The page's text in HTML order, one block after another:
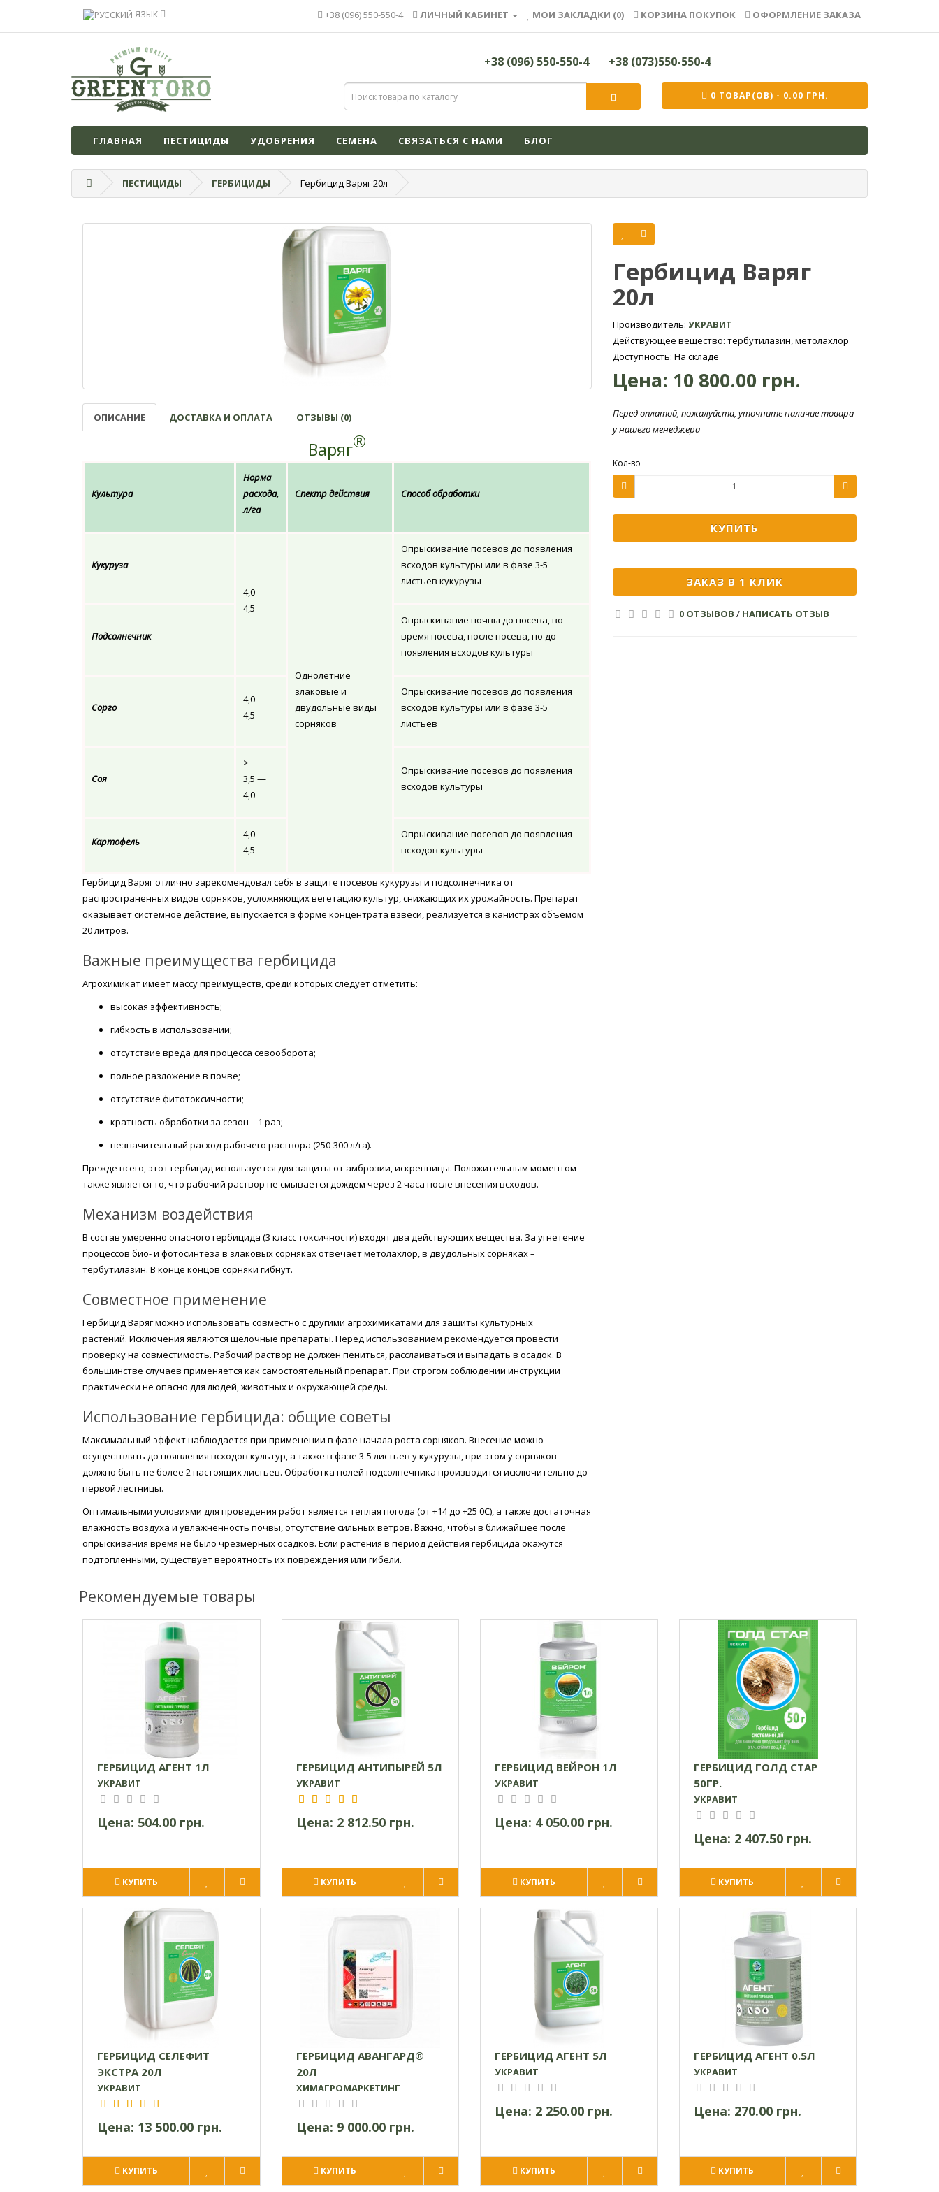
ЯЗЫК +38 (096) 550-550-4 ЛИЧНЫЙ КАБИНЕТ МОИ ЗАКЛАДКИ (0) КОРЗИНА ПОКУПОК ОФОРМЛЕНИЕ ЗАКАЗА
+38 (096) 550-550-4 +38 (073)550-550-4
0 ТОВАР(ОВ) - 0.00 ГРН.
ГЛАВНАЯ ПЕСТИЦИДЫ УДОБРЕНИЯ СЕМЕНА СВЯЗАТЬСЯ С НАМИ БЛОГ
ПЕСТИЦИДЫ ГЕРБИЦИДЫ Гербицид Варяг 20л
ОПИСАНИЕ ДОСТАВКА И ОПЛАТА ОТЗЫВЫ (0)
Варяг®
Культура
Норма
расхода,
л/га
Спектр действия Способ обработки
Кукуруза
4,0 —
4,5
Однолетние
злаковые и
двудольные виды
сорняков
Опрыскивание посевов до появления
всходов культуры или в фазе 3-5
листьев кукурузы
Подсолнечник
Опрыскивание почвы до посева, во
время посева, после посева, но до
появления всходов культуры
Сорго
4,0 —
4,5
Опрыскивание посевов до появления
всходов культуры или в фазе 3-5
листьев
Соя
>
3,5 —
4,0
Опрыскивание посевов до появления
всходов культуры
Картофель
4,0 —
4,5
Опрыскивание посевов до появления
всходов культуры
Гербицид Варяг отлично зарекомендовал себя в защите посевов кукурузы и подсолнечника от
распространенных видов сорняков, усложняющих вегетацию культур, снижающих их урожайность. Препарат
оказывает системное действие, выпускается в форме концентрата взвеси, реализуется в канистрах объемом
20 литров.
Важные преимущества гербицида
Агрохимикат имеет массу преимуществ, среди которых следует отметить:
высокая эффективность;
гибкость в использовании;
отсутствие вреда для процесса севооборота;
полное разложение в почве;
отсутствие фитотоксичности;
кратность обработки за сезон – 1 раз;
незначительный расход рабочего раствора (250-300 л/га).
Прежде всего, этот гербицид используется для защиты от амброзии, искренницы. Положительным моментом
также является то, что рабочий раствор не смывается дождем через 2 часа после внесения всходов.
Механизм воздействия
В состав умеренно опасного гербицида (3 класс токсичности) входят два действующих вещества. За угнетение
процессов био- и фотосинтеза в злаковых сорняках отвечает метолахлор, в двудольных сорняках –
тербутилазин. В конце концов сорняки гибнут.
Совместное применение
Гербицид Варяг можно использовать совместно с другими агрохимикатами для защиты культурных
растений. Исключения являются щелочные препараты. Перед использованием рекомендуется провести
проверку на совместимость. Рабочий раствор не должен пениться, расслаиваться и выпадать в осадок. В
большинстве случаев применяется как самостоятельный препарат. При строгом соблюдении инструкции
практически не опасно для людей, животных и окружающей среды.
Использование гербицида: общие советы
Максимальный эффект наблюдается при применении в фазе начала роста сорняков. Внесение можно
осуществлять до появления всходов культур, а также в фазе 3-5 листьев у кукурузы, при этом у сорняков
должно быть не более 2 настоящих листьев. Обработка полей подсолнечника производится исключительно до
первой лестницы.
Оптимальными условиями для проведения работ является теплая погода (от +14 до +25 0С), а также достаточная
влажность воздуха и увлажненность почвы, отсутствие сильных ветров. Важно, чтобы в ближайшее после
опрыскивания время не было чрезмерных осадков. Если растения в период действия гербицида окажутся
подтопленными, существует вероятность их повреждения или гибели.
Гербицид Варяг
20л
Производитель: УКРАВИТ
Действующее вещество: тербутилазин, метолахлор
Доступность: На складе
Цена: 10 800.00 грн.
Перед оплатой, пожалуйста, уточните наличие товара
у нашего менеджера
Кол-во
КУПИТЬ
ЗАКАЗ В 1 КЛИК
0 ОТЗЫВОВ / НАПИСАТЬ ОТЗЫВ
Рекомендуемые товары
ГЕРБИЦИД АГЕНТ 1Л
УКРАВИТ
Цена: 504.00 грн.
КУПИТЬ
ГЕРБИЦИД АНТИПЫРЕЙ 5Л
УКРАВИТ
Цена: 2 812.50 грн.
КУПИТЬ
ГЕРБИЦИД ВЕЙРОН 1Л
УКРАВИТ
Цена: 4 050.00 грн.
КУПИТЬ
ГЕРБИЦИД ГОЛД СТАР
50ГР.
УКРАВИТ
Цена: 2 407.50 грн.
КУПИТЬ
ГЕРБИЦИД СЕЛЕФИТ
ЭКСТРА 20Л
УКРАВИТ
Цена: 13 500.00 грн.
КУПИТЬ
ГЕРБИЦИД АВАНГАРД®
20Л
ХИМАГРОМАРКЕТИНГ
Цена: 9 000.00 грн.
КУПИТЬ
ГЕРБИЦИД АГЕНТ 5Л
УКРАВИТ
Цена: 2 250.00 грн.
КУПИТЬ
ГЕРБИЦИД АГЕНТ 0.5Л
УКРАВИТ
Цена: 270.00 грн.
КУПИТЬ